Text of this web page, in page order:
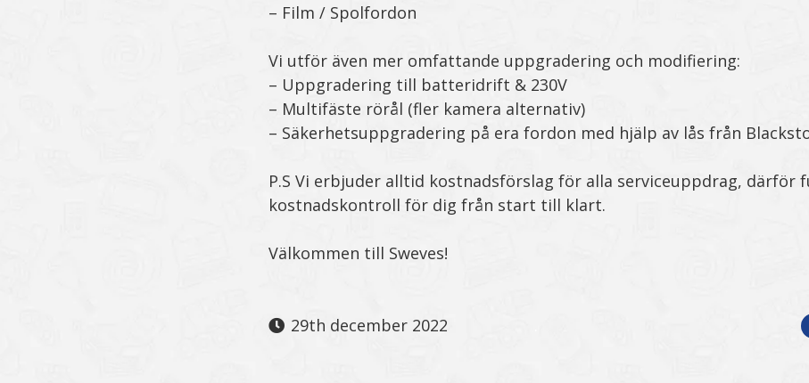
– Film / Spolfordon
Vi utför även mer omfattande uppgradering och modifiering:
– Uppgradering till batteridrift & 230V
– Multifäste rörål (fler kamera alternativ)
– Säkerhetsuppgradering på era fordon med hjälp av lås från
P.S Vi erbjuder alltid kostnadsförslag för alla serviceuppdrag, därför
kostnadskontroll för dig från start till klart.
Välkommen till Sweves!
29th december 2022